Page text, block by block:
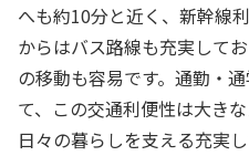
へも約10分と近く、新幹線
からはバス路線も充実して
の移動も容易です。通勤・
て、この交通利便性は大き
日々の暮らしを支える充実